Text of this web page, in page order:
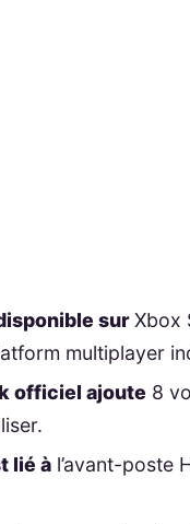
surXbox
multiplayer
officiel ajoute 8
lié à l’avant-poste